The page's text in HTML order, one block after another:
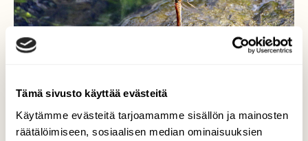
Tämä sivusto käyttää evästeitä
Käytämme evästeitä tarjoamamme sisällön ja mainosten
räätälöimiseen, sosiaalisen median ominaisuuksien